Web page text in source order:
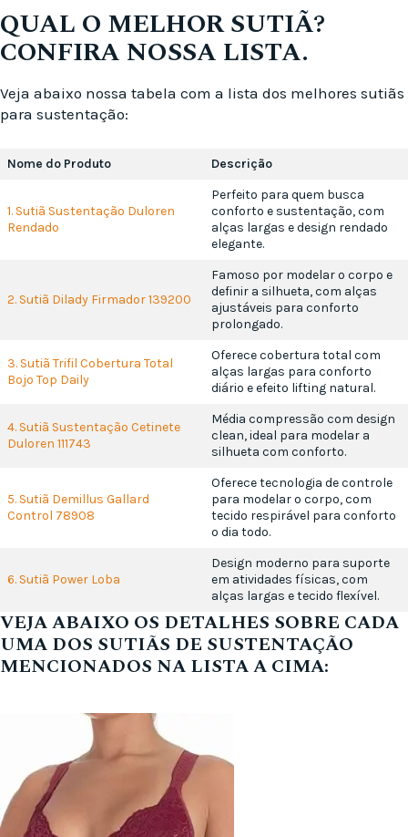
QUAL O MELHOR SUTIÃ?
CONFIRA NOSSA LISTA.
Veja abaixo nossa tabela com a lista dos melhores sutiãs
para sustentação:
Nome do Produto Descrição
1. Sutiã Sustentação Duloren
Rendado
Perfeito para quem busca
conforto e sustentação, com
alças largas e design rendado
elegante.
2. Sutiã Dilady Firmador 139200
Famoso por modelar o corpo e
definir a silhueta, com alças
ajustáveis para conforto
prolongado.
3. Sutiã Trifil Cobertura Total
Bojo Top Daily
Oferece cobertura total com
alças largas para conforto
diário e efeito lifting natural.
4. Sutiã Sustentação Cetinete
Duloren 111743
Média compressão com design
clean, ideal para modelar a
silhueta com conforto.
5. Sutiã Demillus Gallard
Control 78908
Oferece tecnologia de controle
para modelar o corpo, com
tecido respirável para conforto
o dia todo.
6. Sutiã Power Loba
Design moderno para suporte
em atividades físicas, com
alças largas e tecido flexível.
VEJA ABAIXO OS DETALHES SOBRE CADA
UMA DOS SUTIÃS DE SUSTENTAÇÃO
MENCIONADOS NA LISTA A CIMA: